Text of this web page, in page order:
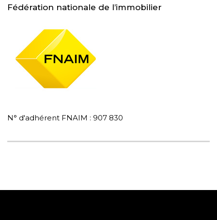
Fédération nationale de l’immobilier
N° d'adhérent FNAIM : 907 830